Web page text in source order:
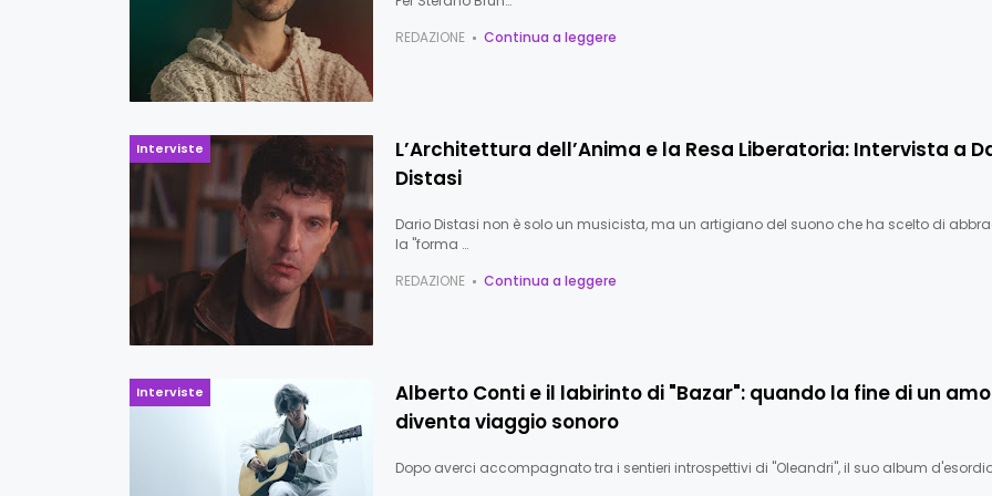
REDAZIONE
Continua a leggere
Interviste
L’Architettura dell’Anima e la Resa Liberatoria: Intervista a
Distasi
Dario Distasi non è solo un musicista, ma un artigiano del suono che ha scelto di
la "forma …
REDAZIONE
Continua a leggere
Interviste
Alberto Conti e il labirinto di "Bazar": quando la fine di un
diventa viaggio sonoro
Dopo averci accompagnato tra i sentieri introspettivi di "Oleandri", il suo album